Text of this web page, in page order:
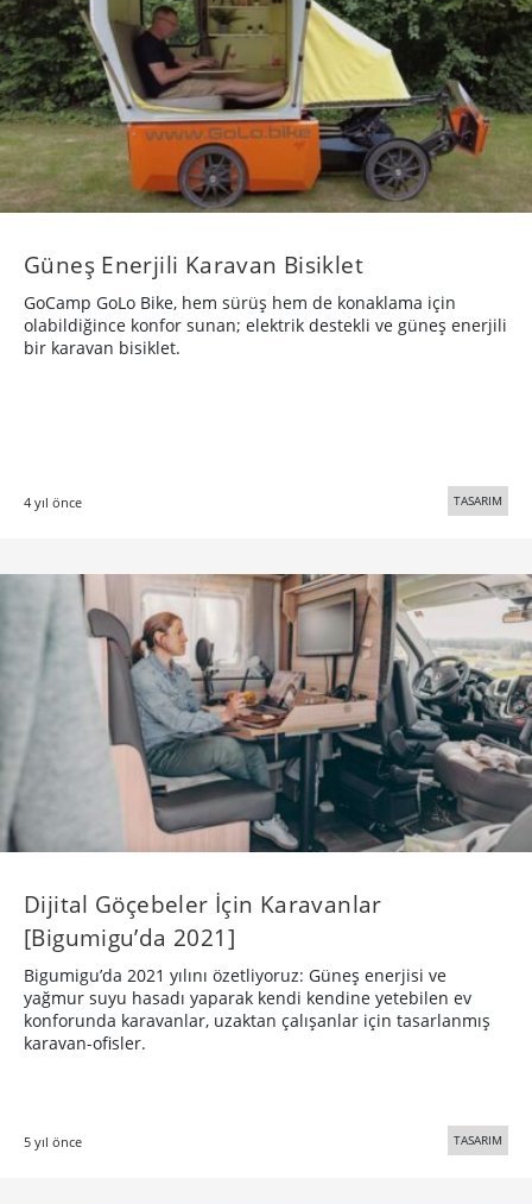
Güneş Enerjili Karavan Bisiklet
GoCamp GoLo Bike, hem sürüş hem de konaklama için
olabildiğince konfor sunan; elektrik destekli ve güneş enerjili
bir karavan bisiklet.
4 yıl önce TASARIM
Dijital Göçebeler İçin Karavanlar
[Bigumigu’da 2021]
Bigumigu’da 2021 yılını özetliyoruz: Güneş enerjisi ve
yağmur suyu hasadı yaparak kendi kendine yetebilen ev
konforunda karavanlar, uzaktan çalışanlar için tasarlanmış
karavan-ofisler.
5 yıl önce TASARIM